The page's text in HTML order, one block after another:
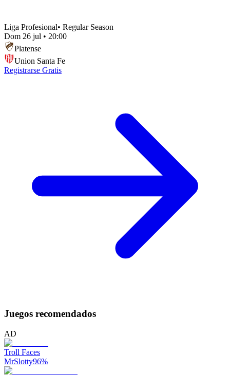
Liga Profesional• Regular Season
Dom 26 jul • 20:00
Platense
Union Santa Fe
Registrarse Gratis
Juegos recomendados
AD
Troll Faces
MrSlotty96%